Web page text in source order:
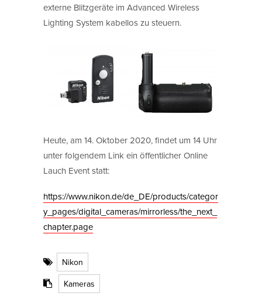
externe Blitzgeräte im Advanced Wireless
Lighting System kabellos zu steuern.
Heute, am 14. Oktober 2020, findet um 14 Uhr
unter folgendem Link ein öffentlicher Online
Lauch Event statt:
https://www.nikon.de/de_DE/products/categor
y_pages/digital_cameras/mirrorless/the_next_
chapter.page
Nikon
Kameras